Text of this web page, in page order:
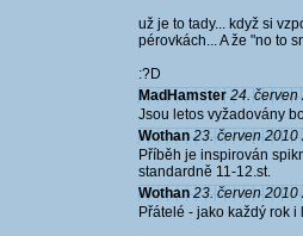
už je to tady... když si
pérovkách... A že "no to
:?D
MadHamster 24. červen
Jsou letos vyžadovány
Wothan 23. červen 2010
Příběh je inspirován
standardně 11-12.st.
Wothan 23. červen 2010
Přátelé - jako každý rok